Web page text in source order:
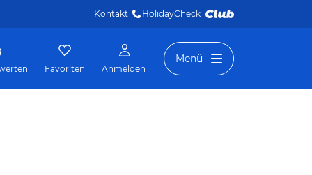
Kontakt HolidayCheck
Favoriten Anmelden
Menü